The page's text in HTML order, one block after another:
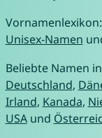
Vornamenlexikon:
Unisex-Namen
Beliebte Namen in
Deutschland,
Irland, Kanada,
USAund